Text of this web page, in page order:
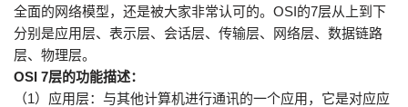
全面的网络模型，还是被大家非常认可的。OSI的7层从上到下
分别是应用层、表示层、会话层、传输层、网络层、数据链路
层、物理层。
OSI 7层的功能描述：
（1）应用层：与其他计算机进行通讯的一个应用，它是对应应